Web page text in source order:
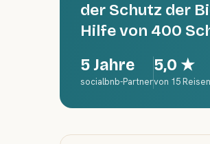
der Schutz der
Hilfe von 400
5 Jahre
socialbnb-Partner
5,0 ★
von 15